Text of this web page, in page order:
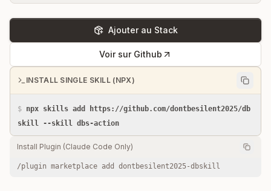
Ajouter au Stack
Voir sur Github
INSTALL SINGLE SKILL (NPX)
$ npx skills add https://github.com/dontbesilent2025/db
skill --skill dbs-action
Install Plugin (Claude Code Only)
/plugin marketplace add dontbesilent2025-dbskill